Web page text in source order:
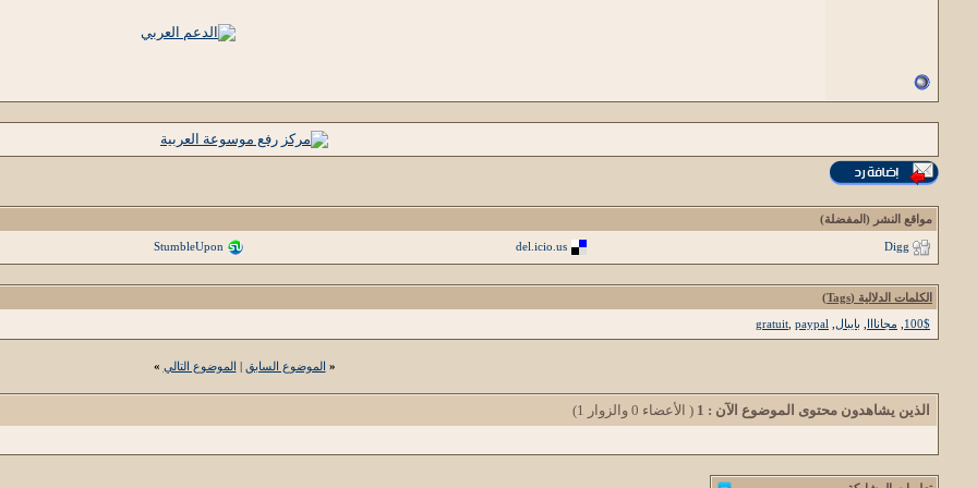
مواقع النشر (المفضلة)
Digg
del.icio.us
StumbleUpon
الكلمات الدلالية (Tags)
100$
مجانااا بايبال gratuit paypal
« الموضوع السابق | الموضوع التالي »
الذين يشاهدون محتوى الموضوع الآن : 1 ( الأعضاء 0 والزوار 1)